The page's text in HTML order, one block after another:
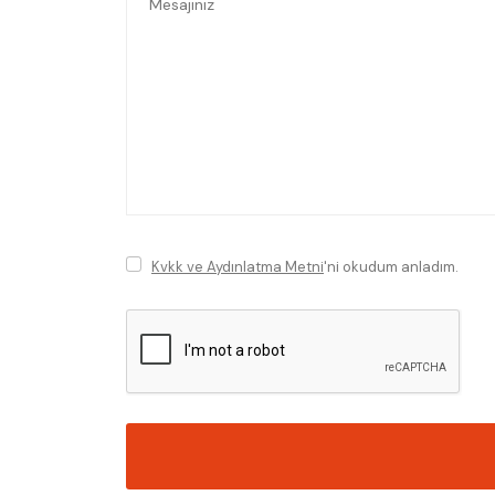
Kvkk ve Aydınlatma Metni'ni okudum anladım.